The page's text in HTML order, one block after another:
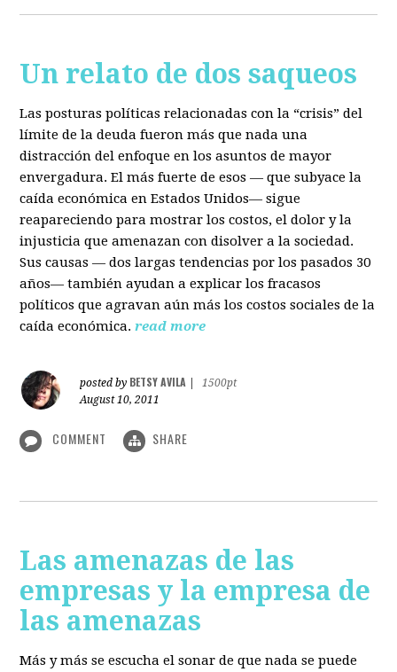
Un relato de dos saqueos
Las posturas políticas relacionadas con la “crisis” del
límite de la deuda fueron más que nada una
distracción del enfoque en los asuntos de mayor
envergadura. El más fuerte de esos — que subyace la
caída económica en Estados Unidos— sigue
reapareciendo para mostrar los costos, el dolor y la
injusticia que amenazan con disolver a la sociedad.
Sus causas — dos largas tendencias por los pasados 30
años— también ayudan a explicar los fracasos
políticos que agravan aún más los costos sociales de la
caída económica. read more
posted by BETSY AVILA
1500pt
August 10, 2011
COMMENT SHARE
Las amenazas de las
empresas y la empresa de
las amenazas
Más y más se escucha el sonar de que nada se puede